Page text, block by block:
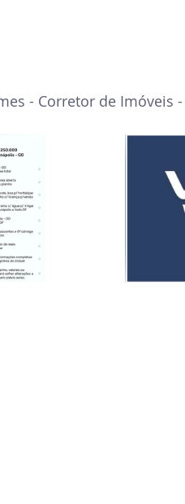
- Corretor de Imóveis -